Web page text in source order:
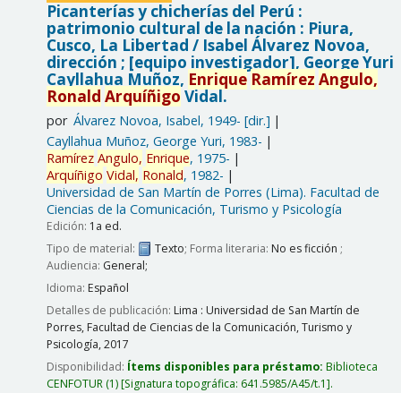
Picanterías y chicherías del Perú :
patrimonio cultural de la nación : Piura,
Cusco, La Libertad / Isabel Álvarez Novoa,
dirección ; [equipo investigador], George Yuri
Cayllahua Muñoz, Enrique Ramírez Angulo,
Ronald Arquíñigo Vidal.
por Álvarez Novoa, Isabel, 1949- [dir.]
Cayllahua Muñoz, George Yuri, 1983-
Ramírez Angulo, Enrique, 1975-
Arquíñigo Vidal, Ronald, 1982-
Universidad de San Martín de Porres (Lima). Facultad de
Ciencias de la Comunicación, Turismo y Psicología
Edición: 1a ed.
Tipo de material:
Texto; Forma literaria: No es ficción ;
Audiencia: General;
Idioma: Español
Detalles de publicación: Lima : Universidad de San Martín de
Porres, Facultad de Ciencias de la Comunicación, Turismo y
Psicología,2017
Disponibilidad: Ítems disponibles para préstamo: Biblioteca
CENFOTUR(1) Signatura topográfica: 641.5985/A45/t.1 .